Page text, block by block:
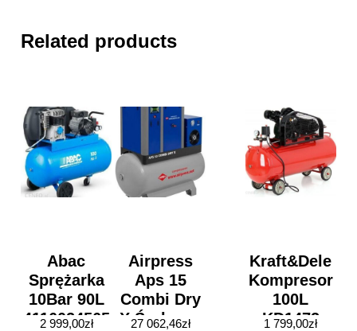
Related products
Abac
Sprężarka
10Bar 90L
4116024565
2 999,00zł
Kraft&Dele
Kompresor
100L
KD1472
1 799,00zł
Airpress
Aps 15
Combi Dry
X Śrubowy
27 062,46zł